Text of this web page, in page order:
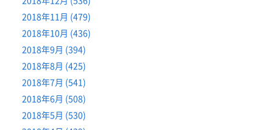
2018年11月 (479)
2018年10月 (436)
2018年9月 (394)
2018年8月 (425)
2018年7月 (541)
2018年6月 (508)
2018年5月 (530)